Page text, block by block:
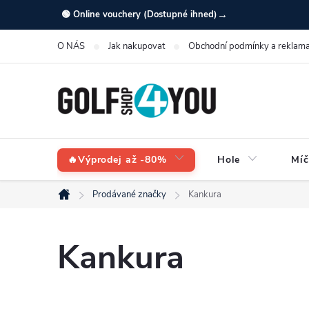
na
🟢 Online vouchery (Dostupné ihned) →
O NÁS Jak nakupovat Obchodní podmínky a
🔥Výprodej až -80% Hole
Domů
Prodávané značky Kankura
Kankura